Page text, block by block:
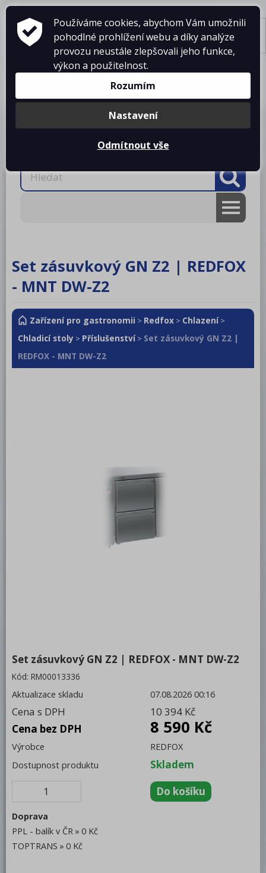
Košík je prázdný
O firmě
Projekty kuchyní
Ke stažení
RM LOTUS 600
RM LOTUS 900
Roboty, příprava masa a zeleniny
Pizza program
Drop In - Monoblok
Bufety, drop-in, vitríny, výdejní vany a
REDFOX 900
Volně stojící moduly
Nerezový program
Stolní zařízení
Příprava masa a zeleniny
Pizza program
Konvektomaty
Trouby pro rychlou přípravu
Šokery
Set zásuvkový GN Z2 | REDFOX
- MNT DW-Z2
Zařízení pro gastronomii > Redfox > Chlazení>
Chladicí stoly > Příslušenství> Set zásuvkový GN Z2 |
REDFOX - MNT DW-Z2
Set zásuvkový GN Z2 | REDFOX - MNT DW-Z2
Kód: RM00013336
Aktualizace skladu
07.08.2026 00:16
Cena s DPH
10 394 Kč
Cena bez DPH
8 590 Kč
Výrobce
REDFOX
Dostupnost produktu
Skladem
Doprava
PPL - balík v ČR
0 Kč
TOPTRANS
0 Kč
Používáme cookies, abychom Vám umožnili
pohodlné prohlížení webu a díky analýze
provozu neustále zlepšovali jeho funkce,
výkon a použitelnost.
Rozumím
Nastavení
Odmítnout vše